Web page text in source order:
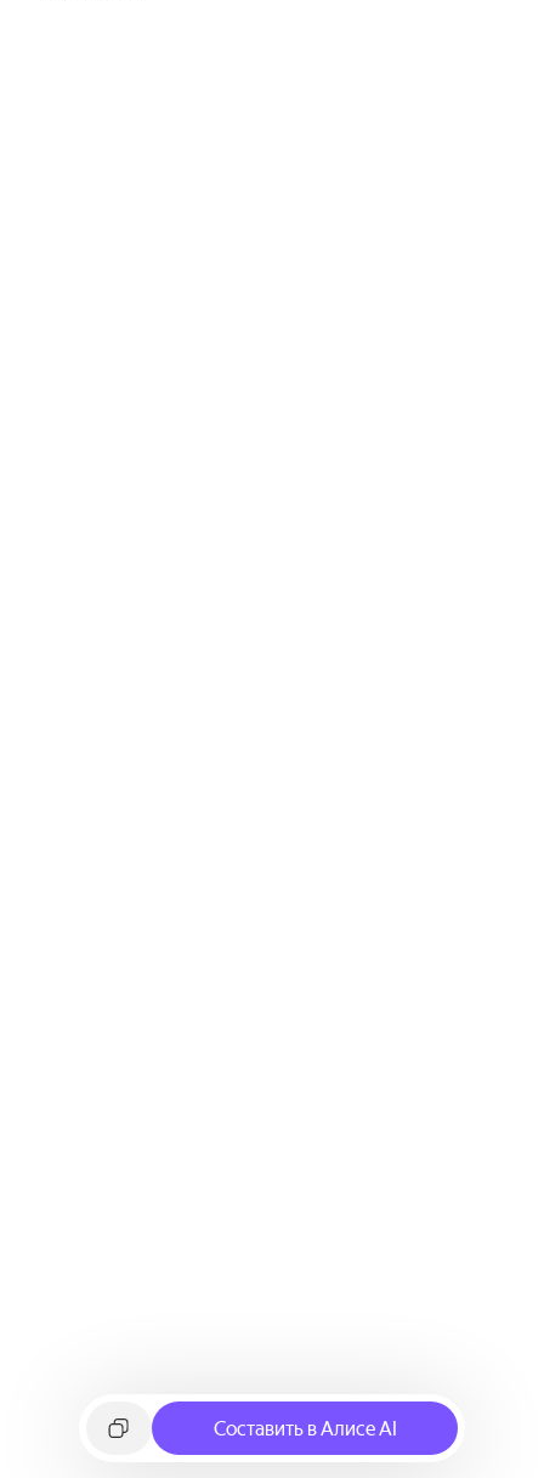
Составить в Алисе AI